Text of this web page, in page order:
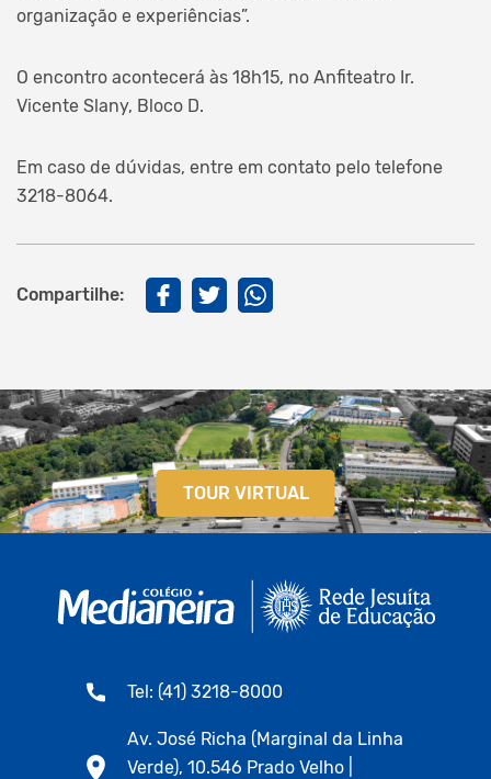
organização e experiências”.
O encontro acontecerá às 18h15, no Anfiteatro Ir.
Vicente Slany, Bloco D.
Em caso de dúvidas, entre em contato pelo telefone
3218-8064.
Compartilhe:
TOUR VIRTUAL
Tel: (41) 3218-8000
Av. José Richa (Marginal da Linha
Verde), 10.546 Prado Velho |